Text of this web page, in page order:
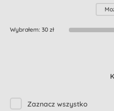
Wybrałem: 30 zł
Zaznacz wszystko